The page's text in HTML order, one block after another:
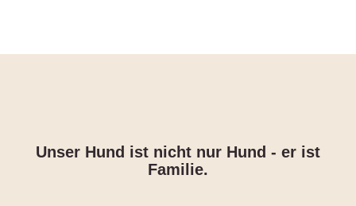
Unser Hund ist nicht nur Hund - er ist
Familie.